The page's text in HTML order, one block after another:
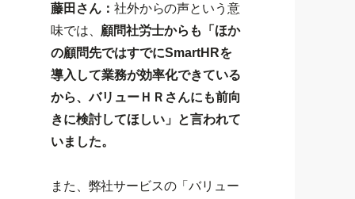
藤田さん： 社外からの声という意
味では、 顧問社労士からも「ほか
の顧問先ではすでにSmartHRを
導入して業務が効率化できている
から、バリューＨＲさんにも前向
きに検討してほしい」と言われて
いました。
また、弊社サービスの「バリュー